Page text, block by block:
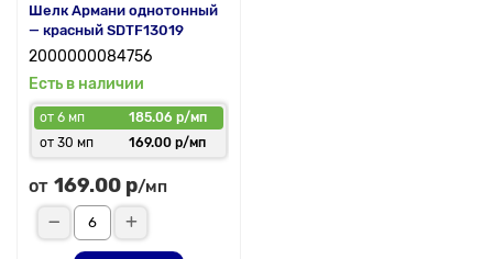
Шелк Армани однотонный
— красный SDTF13019
2000000084756
Есть в наличии
от 6 мп
185.06 р/мп
от 30 мп
169.00 р/мп
от 169.00 р/мп